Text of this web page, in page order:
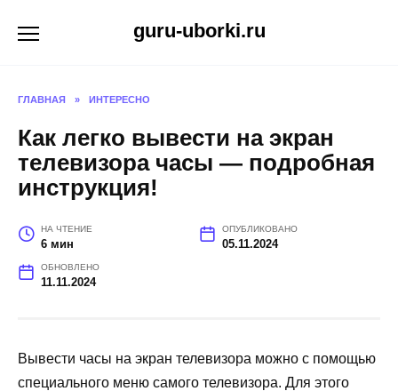
guru-uborki.ru
ГЛАВНАЯ » ИНТЕРЕСНО
Как легко вывести на экран
телевизора часы — подробная
инструкция!
НА ЧТЕНИЕ
6 мин
ОПУБЛИКОВАНО
05.11.2024
ОБНОВЛЕНО
11.11.2024
Вывести часы на экран телевизора можно с помощью
специального меню самого телевизора. Для этого